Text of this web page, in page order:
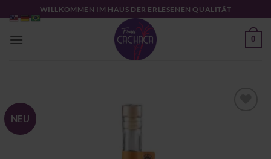
Inhalt
springen
WILLKOMMEN IM HAUS DER ERLESENEN QUALITÄT
0
NEU